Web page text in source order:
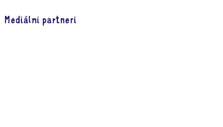
Mediálni partneri